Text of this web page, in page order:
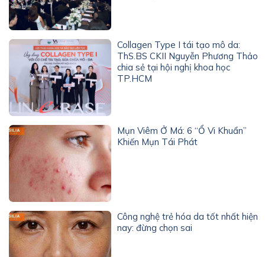
Collagen Type I tái tạo mô da:
ThS.BS CKII Nguyễn Phương Thảo
chia sẻ tại hội nghị khoa học
TP.HCM
Mụn Viêm Ở Má: 6 “Ổ Vi Khuẩn”
Khiến Mụn Tái Phát
Công nghệ trẻ hóa da tốt nhất hiện
nay: đừng chọn sai